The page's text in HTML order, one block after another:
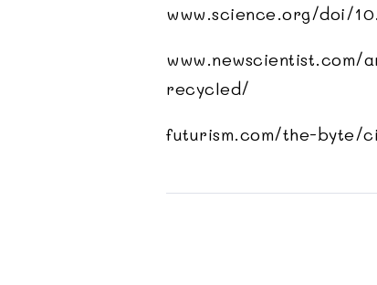
www.science.org/doi/
www.newscientist.com/
recycled/
futurism.com/the-byte/